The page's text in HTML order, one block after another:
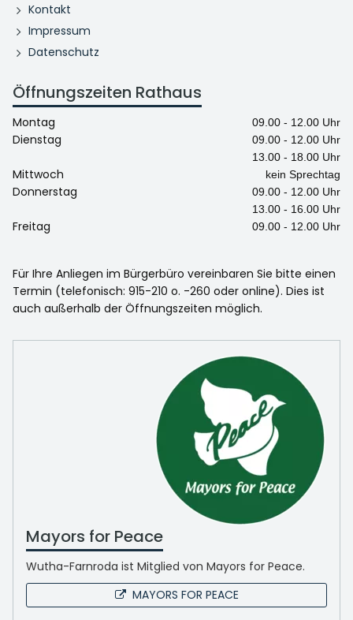
Kontakt
Impressum
Datenschutz
Öffnungszeiten Rathaus
Montag 09.00 - 12.00 Uhr
Dienstag
09.00 - 12.00 Uhr
13.00 - 18.00 Uhr
Mittwoch kein Sprechtag
Donnerstag
09.00 - 12.00 Uhr
13.00 - 16.00 Uhr
Freitag 09.00 - 12.00 Uhr
Für Ihre Anliegen im Bürgerbüro vereinbaren Sie bitte einen
Termin (telefonisch: 915-210 o. -260 oder online). Dies ist
auch außerhalb der Öffnungszeiten möglich.
Mayors for Peace
Wutha-Farnroda ist Mitglied von Mayors for Peace.
MAYORS FOR PEACE